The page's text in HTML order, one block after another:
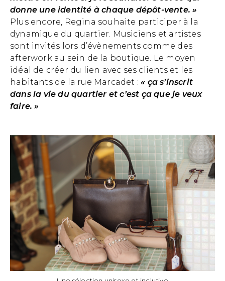
donne une identité à chaque dépôt-vente. »
Plus encore, Regina souhaite participer à la
dynamique du quartier. Musiciens et artistes
sont invités lors d’évènements comme des
afterwork au sein de la boutique. Le moyen
idéal de créer du lien avec ses clients et les
habitants de la rue Marcadet : « ça s’inscrit
dans la vie du quartier et c’est ça que je veux
faire. »